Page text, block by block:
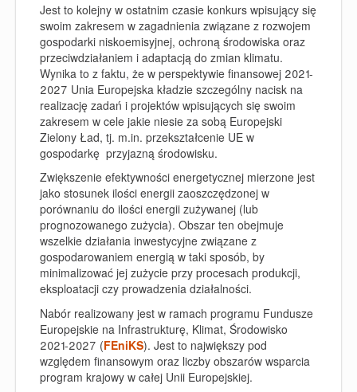
Jest to kolejny w ostatnim czasie konkurs wpisujący się
swoim zakresem w zagadnienia związane z rozwojem
gospodarki niskoemisyjnej, ochroną środowiska oraz
przeciwdziałaniem i adaptacją do zmian klimatu.
Wynika to z faktu, że w perspektywie finansowej 2021-
2027 Unia Europejska kładzie szczególny nacisk na
realizację zadań i projektów wpisujących się swoim
zakresem w cele jakie niesie za sobą Europejski
Zielony Ład, tj. m.in. przekształcenie UE w
gospodarkę przyjazną środowisku.
Zwiększenie efektywności energetycznej mierzone jest
jako stosunek ilości energii zaoszczędzonej w
porównaniu do ilości energii zużywanej (lub
prognozowanego zużycia). Obszar ten obejmuje
wszelkie działania inwestycyjne związane z
gospodarowaniem energią w taki sposób, by
minimalizować jej zużycie przy procesach produkcji,
eksploatacji czy prowadzenia działalności.
Nabór realizowany jest w ramach programu Fundusze
Europejskie na Infrastrukturę, Klimat, Środowisko
2021-2027 (FEniKS). Jest to największy pod
względem finansowym oraz liczby obszarów wsparcia
program krajowy w całej Unii Europejskiej.